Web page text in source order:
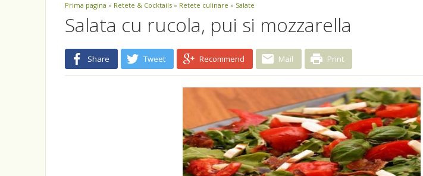
Prima pagina » Retete & Cocktails » Retete culinare » Salate
Salata cu rucola, pui si mozzarella
Share Tweet Recommend Mail Print